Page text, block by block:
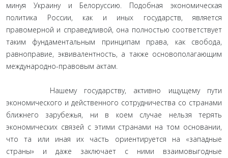
минуя Украину и Белоруссию. Подобная экономическая
политика России, как и иных государств, является
правомерной и справедливой, она полностью соответствует
таким фундаментальным принципам права, как свобода,
равноправие, эквивалентность, а также основополагающим
международно-правовым актам.
Нашему государству, активно ищущему пути
экономического и действенного сотрудничества со странами
ближнего зарубежья, ни в коем случае нельзя терять
экономических связей с этими странами на том основании,
что та или иная их часть ориентируется на «западные
страны» и даже заключает с ними взаимовыгодные